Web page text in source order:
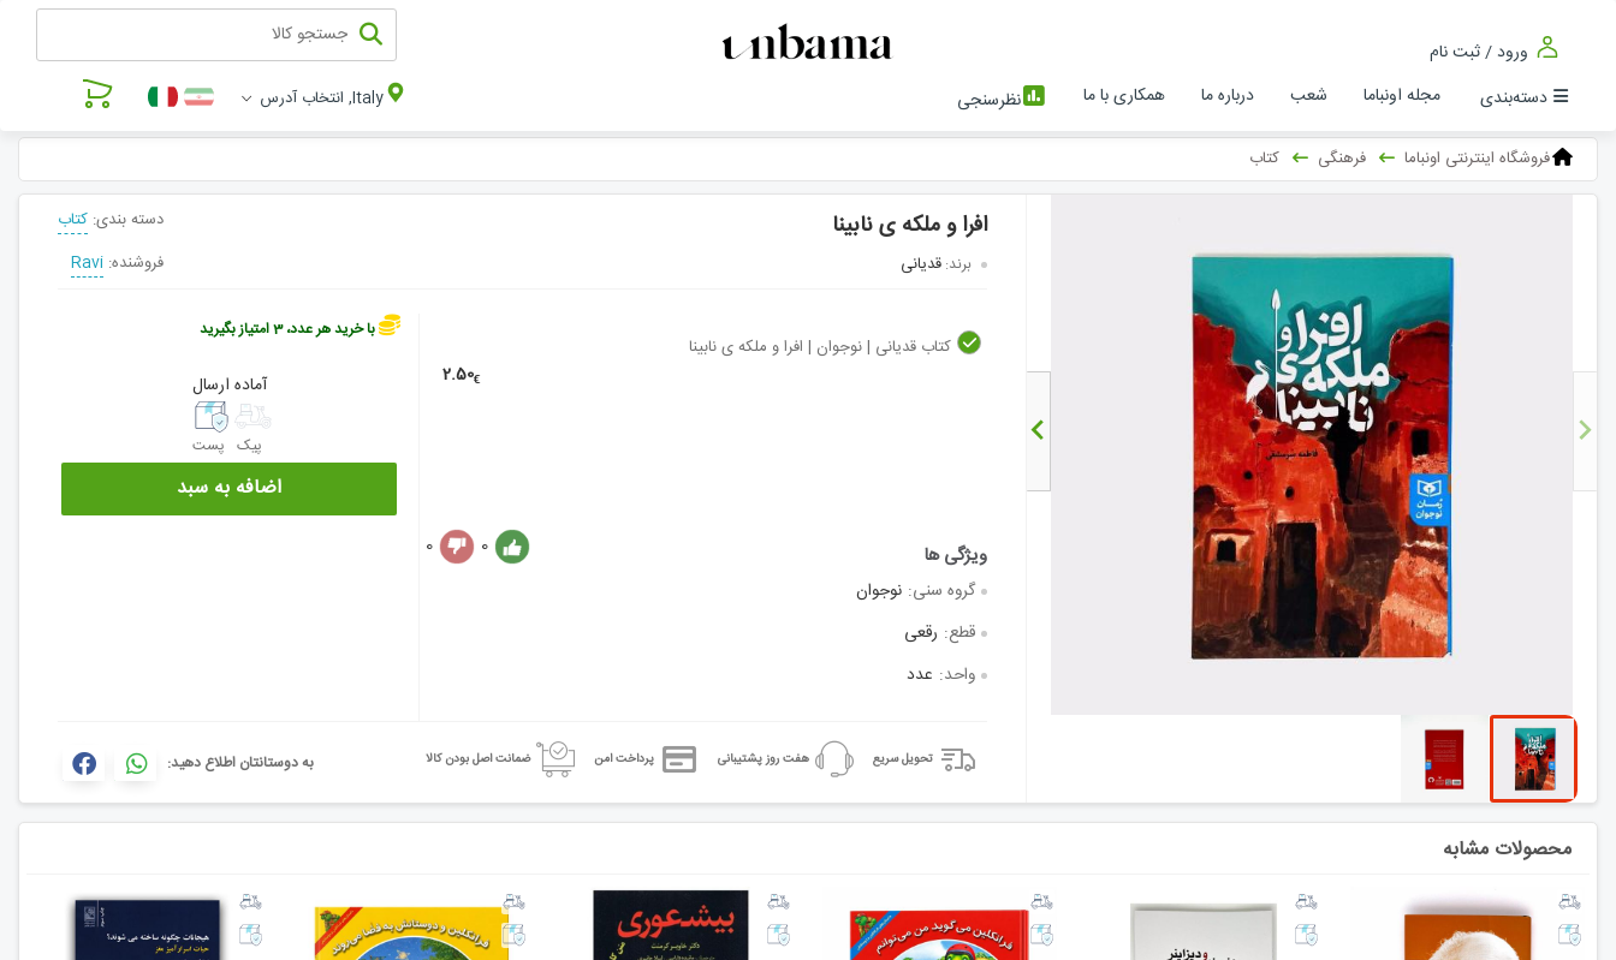
ورود / ثبت نام
دسته‌بندی
مجله اونباما شعب درباره ما همکاری با ما نظرسنجی Italy, انتخاب آدرس
فروشگاه اینترنتی اونباما فرهنگی کتاب
افرا و ملکه ی نابینا
برند:قدیانی
دسته بندی: کتاب
فروشنده: Ravi
کتاب قدیانی | نوجوان | افرا و ملکه ی نابینا
2.50€
گروه سنی: نوجوان
قطع: رقعی
واحد: عدد
0
0
با خرید هر عدد، 3 امتیاز بگیرید
آماده ارسال
پیک پست
اضافه به سبد
تحویل سریع هفت روز پشتیبانی پرداخت امن ضمانت اصل بودن کالا به دوستانتان اطلاع دهید:
محصولات مشابه